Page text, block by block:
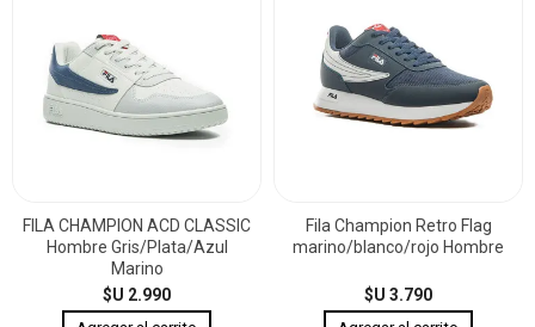
FILA CHAMPION ACD CLASSIC
Hombre Gris/Plata/Azul
Marino
$U 2.990
Fila Champion Retro Flag
marino/blanco/rojo Hombre
$U 3.790